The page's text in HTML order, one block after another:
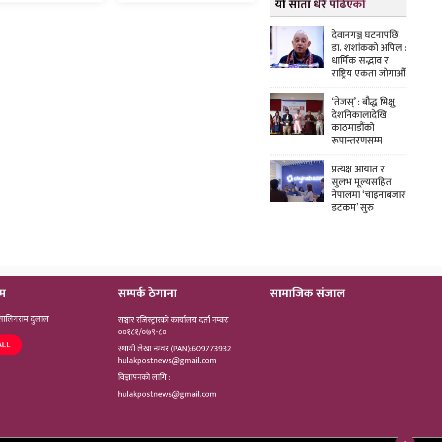
यो साता धेरै पढिएको
देवानगञ्ज घटनापछि
डा. शशांककाे अपिल :
धार्मिक सद्भाव र
राष्ट्रिय एकता जोगाऔँ
‘तेजस्’ : बौद्ध भिक्षु
देशनिकालादेखि
काठमाडौंको
रूपान्तरणसम्म
प्रत्यक्ष आयात र
सुलभ मूल्यसहित
नेपालमा ‘चाइनाबजार
डटकम’ सुरु
दुलाल
सम्पर्क ठेगाना
सञ्चार रजिस्ट्रारकाे कार्यालय दर्ता नम्वरः
००१८१/०७९-८०
स्थायी लेखा नम्वर (PAN):609773932
hulakpostnews@gmail.com
विज्ञापनको लागि :
hulakpostnews@gmail.com
सामाजिक संजाल